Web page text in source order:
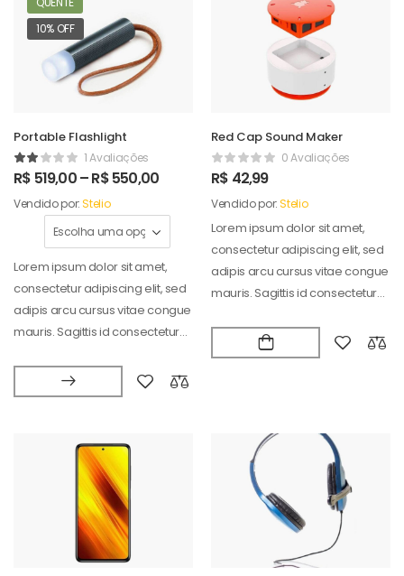
10% OFF
Portable Flashlight
1 Avaliações
R$ 519,00–R$550,00
Vendido por:Stelio
Lorem ipsum dolor sit amet,
consectetur adipiscing elit, sed
adipis arcu cursus vitae congue
mauris. Sagittis id consectetur
Red Cap Sound Maker
0 Avaliações
R$ 42,99
Vendido por:Stelio
Lorem ipsum dolor sit amet,
consectetur adipiscing elit, sed
adipis arcu cursus vitae congue
mauris. Sagittis id consectetur